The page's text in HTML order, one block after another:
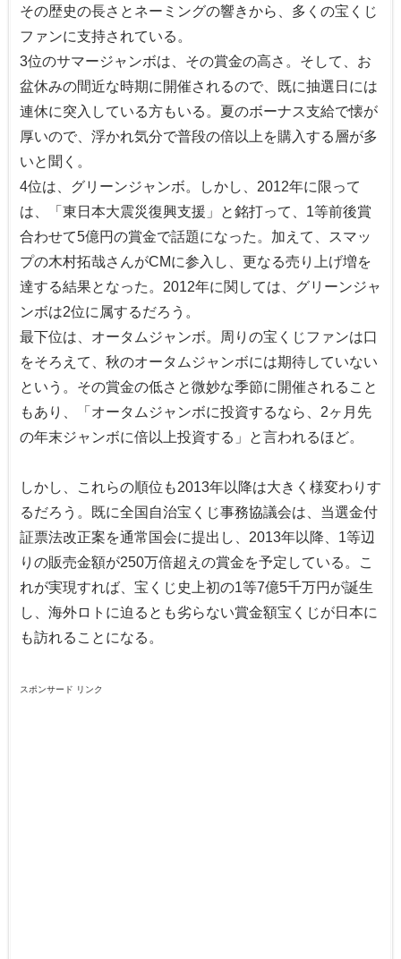
その歴史の長さとネーミングの響きから、多くの宝くじ
ファンに支持されている。
3位のサマージャンボは、その賞金の高さ。そして、お
盆休みの間近な時期に開催されるので、既に抽選日には
連休に突入している方もいる。夏のボーナス支給で懐が
厚いので、浮かれ気分で普段の倍以上を購入する層が多
いと聞く。
4位は、グリーンジャンボ。しかし、2012年に限って
は、「東日本大震災復興支援」と銘打って、1等前後賞
合わせて5億円の賞金で話題になった。加えて、スマッ
プの木村拓哉さんがCMに参入し、更なる売り上げ増を
達する結果となった。2012年に関しては、グリーンジャ
ンボは2位に属するだろう。
最下位は、オータムジャンボ。周りの宝くじファンは口
をそろえて、秋のオータムジャンボには期待していない
という。その賞金の低さと微妙な季節に開催されること
もあり、「オータムジャンボに投資するなら、2ヶ月先
の年末ジャンボに倍以上投資する」と言われるほど。
しかし、これらの順位も2013年以降は大きく様変わりす
るだろう。既に全国自治宝くじ事務協議会は、当選金付
証票法改正案を通常国会に提出し、2013年以降、1等辺
りの販売金額が250万倍超えの賞金を予定している。こ
れが実現すれば、宝くじ史上初の1等7億5千万円が誕生
し、海外ロトに迫るとも劣らない賞金額宝くじが日本に
も訪れることになる。
スポンサード リンク